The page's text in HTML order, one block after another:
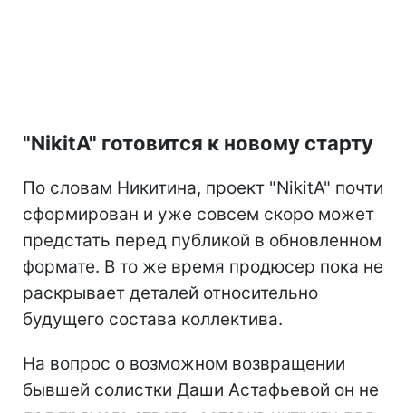
"NikitA" готовится к новому старту
По словам Никитина, проект "NikitA" почти
сформирован и уже совсем скоро может
предстать перед публикой в обновленном
формате. В то же время продюсер пока не
раскрывает деталей относительно
будущего состава коллектива.
На вопрос о возможном возвращении
бывшей солистки Даши Астафьевой он не